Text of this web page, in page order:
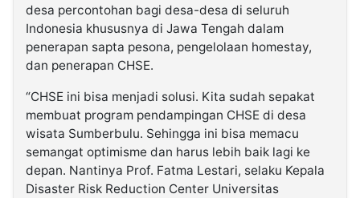
desa percontohan bagi desa-desa di seluruh
Indonesia khususnya di Jawa Tengah dalam
penerapan sapta pesona, pengelolaan homestay,
dan penerapan CHSE.
“CHSE ini bisa menjadi solusi. Kita sudah sepakat
membuat program pendampingan CHSE di desa
wisata Sumberbulu. Sehingga ini bisa memacu
semangat optimisme dan harus lebih baik lagi ke
depan. Nantinya Prof. Fatma Lestari, selaku Kepala
Disaster Risk Reduction Center Universitas